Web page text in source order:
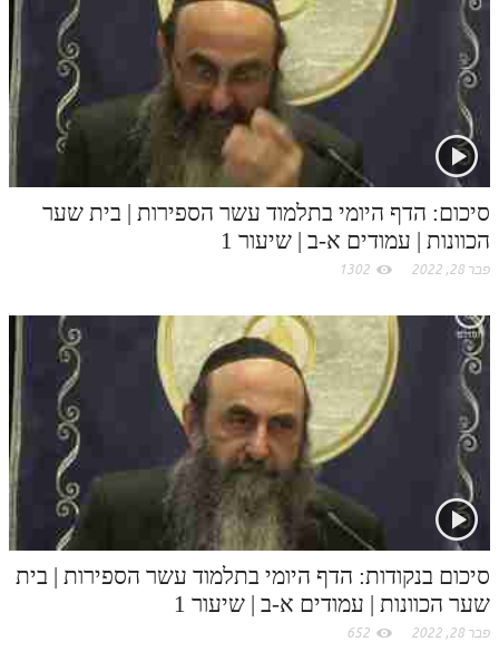
סיכום: הדף היומי בתלמוד עשר הספירות | בית שער
הכוונות | עמודים א-ב | שיעור 1
פבר 28, 2022 1302
סיכום בנקודות: הדף היומי בתלמוד עשר הספירות | בית
שער הכוונות | עמודים א-ב | שיעור 1
פבר 28, 2022 652